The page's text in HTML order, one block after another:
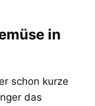
in
schon kurze
das